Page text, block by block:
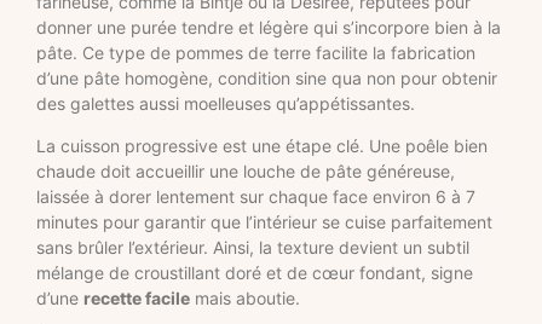
donner une purée tendre et légère qui s’incorpore bien à la
pâte. Ce type de pommes de terre facilite la fabrication
d’une pâte homogène, condition sine qua non pour obtenir
des galettes aussi moelleuses qu’appétissantes.
La cuisson progressive est une étape clé. Une poêle bien
chaude doit accueillir une louche de pâte généreuse,
laissée à dorer lentement sur chaque face environ 6 à 7
minutes pour garantir que l’intérieur se cuise parfaitement
sans brûler l’extérieur. Ainsi, la texture devient un subtil
mélange de croustillant doré et de cœur fondant, signe
d’une recette facile mais aboutie.